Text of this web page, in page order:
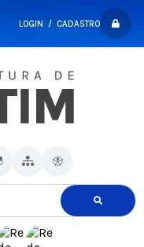
LOGIN / CADASTRO